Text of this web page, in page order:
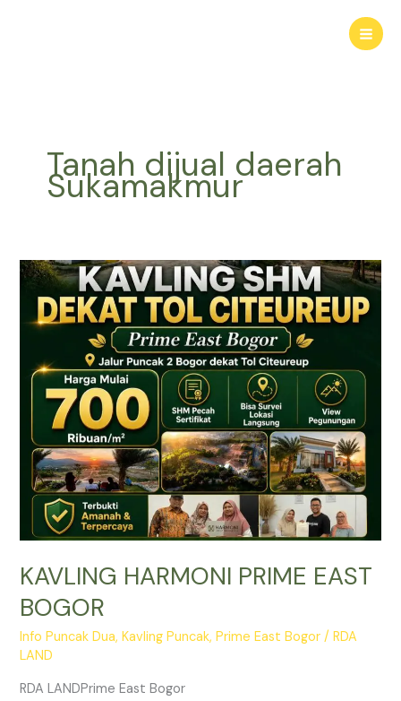
Tanah dijual daerah
Sukamakmur
KAVLING HARMONI PRIME EAST
BOGOR
Info Puncak Dua,Kavling Puncak,Prime East Bogor /RDA
LAND
RDA LANDPrime East Bogor
KAVLING
HARMONI
PRIME
EAST